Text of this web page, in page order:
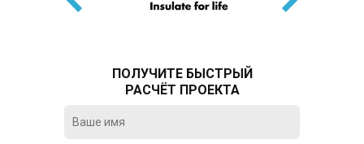
ПОЛУЧИТЕ БЫСТРЫЙ
РАСЧЁТ ПРОЕКТА